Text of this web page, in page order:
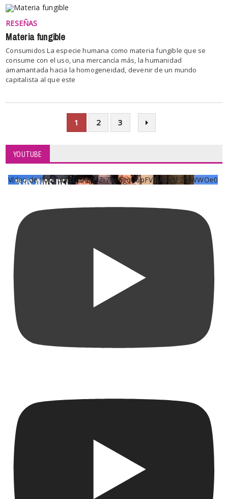
RESEÑAS
Materia fungible
Consumidos La especie humana como materia fungible que se
consume con el uso, una mercancía más, la humanidad
amamantada hacia la homogeneidad, devenir de un mundo
capitalista al que este
1 2 3
YOUTUBE
Vídeo de YouTube UCKqYjiZi7lzy6gqU6pFVFiA_A3EZ9JWWOe0